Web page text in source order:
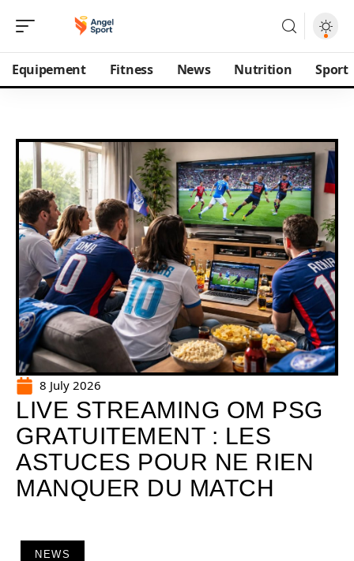
Equipement Fitness News Nutrition Sport
8 July 2026
LIVE STREAMING OM PSG
GRATUITEMENT : LES
ASTUCES POUR NE RIEN
MANQUER DU MATCH
NEWS